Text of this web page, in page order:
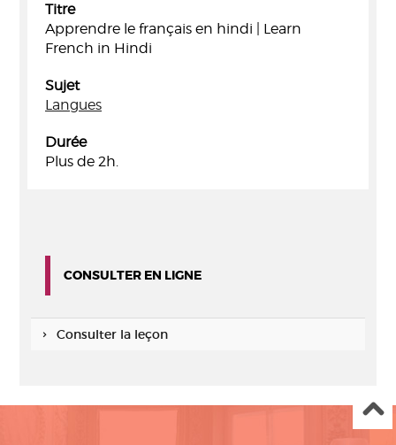
Titre
Apprendre le français en hindi | Learn
French in Hindi
Sujet
Langues
Durée
Plus de 2h.
CONSULTER EN LIGNE
Consulter la leçon